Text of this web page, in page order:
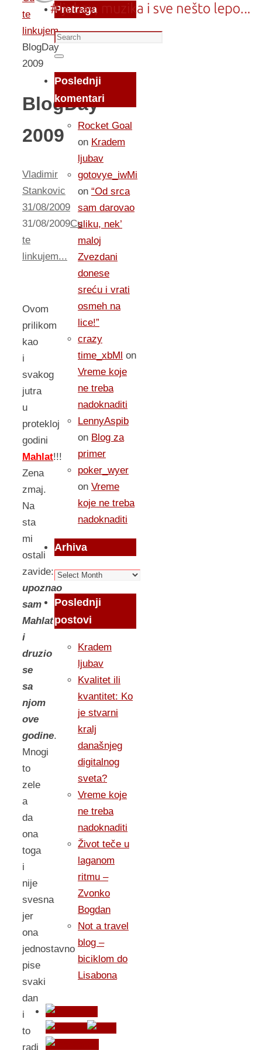
te
linkujem...
BlogDay
2009
BlogDay
2009
Vladimir
Stankovic
31/08/2009
31/08/2009Cu
te
linkujem...
Ovom
prilikom
kao
i
svakog
jutra
u
protekloj
godini
Mahlat!!!
Zena
zmaj.
Na
sta
mi
ostali
zavide:
upoznao
sam
Mahlat
i
druzio
se
sa
njom
ove
godine.
Mnogi
to
zele
a
da
ona
toga
i
nije
svesna
jer
ona
jednostavno
pise
svaki
dan
i
to
radi
Pretraga
Search
for:
Search
Poslednji
komentari
Rocket Goal
on Kradem
ljubav
gotovye_iwMi
on “Od srca
sam darovao
sliku, nek’
maloj
Zvezdani
donese
sreću i vrati
osmeh na
lice!”
crazy
time_xbMl on
Vreme koje
ne treba
nadoknaditi
LennyAspib
on Blog za
primer
poker_wyer
on Vreme
koje ne treba
nadoknaditi
Arhiva
Arhiva
Poslednji
postovi
Kradem
ljubav
Kvalitet ili
kvantitet: Ko
je stvarni
kralj
današnjeg
digitalnog
sveta?
Vreme koje
ne treba
nadoknaditi
Život teče u
laganom
ritmu –
Zvonko
Bogdan
Not a travel
blog –
biciklom do
Lisabona